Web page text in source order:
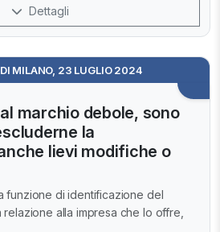
Dettagli
MILANO, 23 LUGLIO 2024
marchio debole, sono
la
lievi modifiche o
funzione di identificazione del
alla impresa che lo offre,